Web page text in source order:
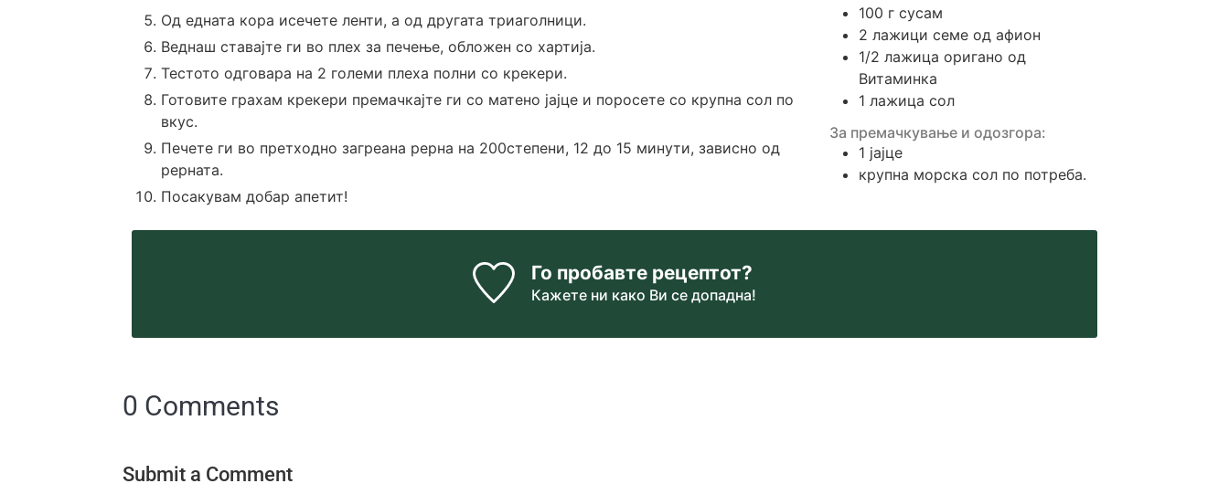
Од едната кора исечете ленти, а од другата триаголници.
Веднаш ставајте ги во плех за печење, обложен со хартија.
Тестото одговара на 2 големи плеха полни со крекери.
Готовите грахам крекери премачкајте ги со матено јајце и поросете со крупна сол по
вкус.
Печете ги во претходно загреана рерна на 200степени, 12 до 15 минути, зависно од
рерната.
Посакувам добар апетит!
100 г сусам
2 лажици семе од афион
1/2 лажица оригано од
Витаминка
1 лажица сол
За премачкување и одозгора:
1 јајце
крупна морска сол по потреба.
Го пробавте рецептот?
Кажете ни како Ви се допадна!
0 Comments
Submit a Comment